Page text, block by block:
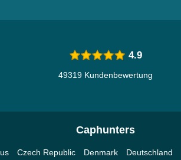
4.9
49319 Kundenbewertung
Caphunters
Czech Republic Denmark Deutschland